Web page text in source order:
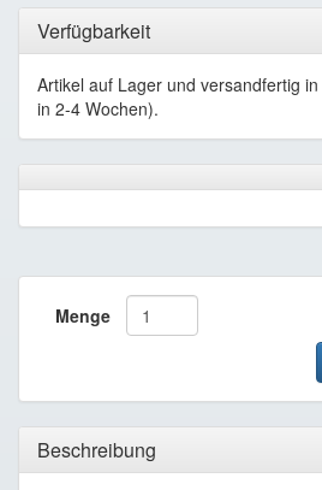
Verfügbarkeit
Artikel auf Lager und versandfertig
in 2-4 Wochen).
Menge
Beschreibung